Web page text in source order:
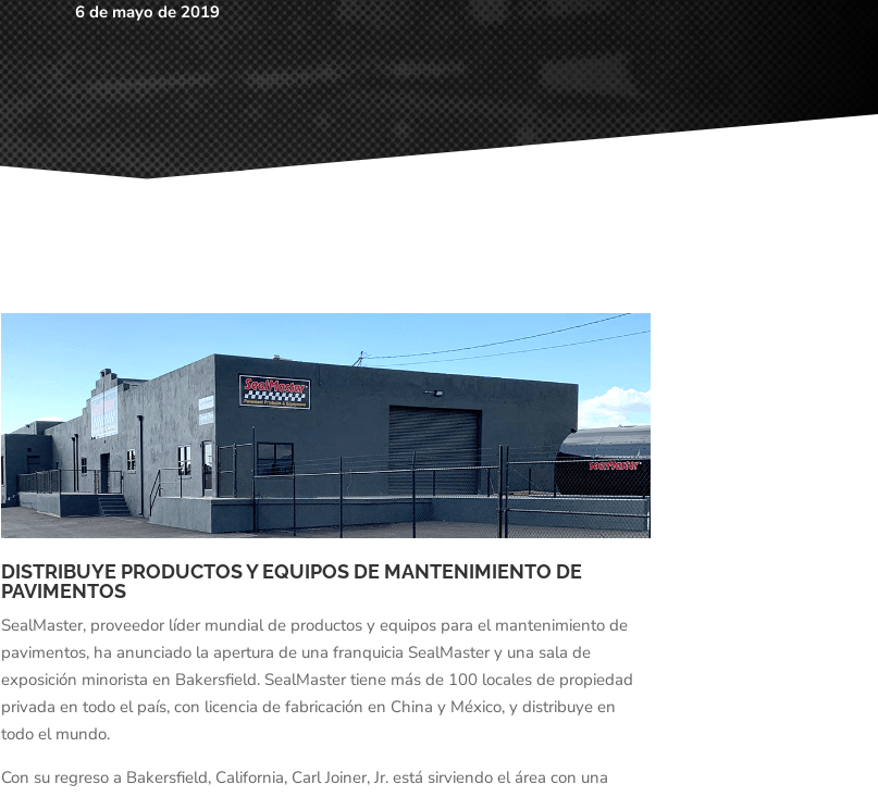
6 de mayo de 2019
DISTRIBUYE PRODUCTOS Y EQUIPOS DE MANTENIMIENTO DE
PAVIMENTOS
SealMaster, proveedor líder mundial de productos y equipos para el mantenimiento de
pavimentos, ha anunciado la apertura de una franquicia SealMaster y una sala de
exposición minorista en Bakersfield. SealMaster tiene más de 100 locales de propiedad
privada en todo el país, con licencia de fabricación en China y México, y distribuye en
todo el mundo.
Con su regreso a Bakersfield, California, Carl Joiner, Jr. está sirviendo el área con una